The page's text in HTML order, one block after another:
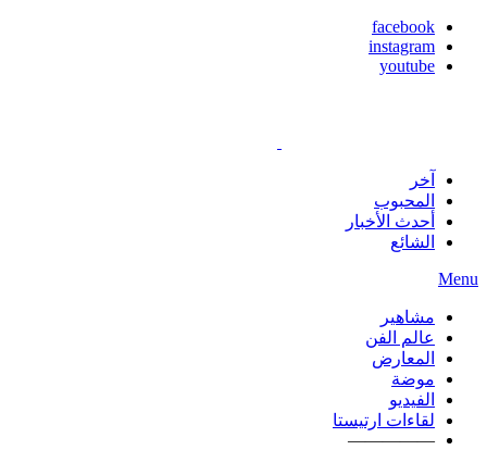
facebook
instagram
youtube
آخر
المحبوب
أحدث الأخبار
الشائع
Menu
مشاهير
عالم الفن
المعارض
موضة
الفيديو
لقاءات ارتيستا
—————